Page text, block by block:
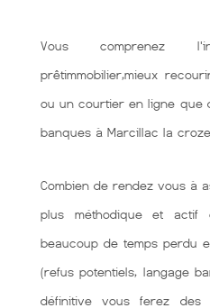
Vous comprenez
prêtimmobilier,mieux
ou un courtier en ligne que
banques à Marcillac la croze.
Combien de rendez vous à
plus méthodique et
beaucoup de temps perdu
(refus potentiels, langage
définitive vous ferez des